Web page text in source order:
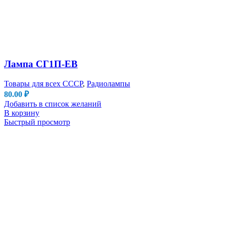
Лампа СГ1П-ЕВ
Товары для всех СССР, Радиолампы
80.00 ₽
Добавить в список желаний
В корзину
Быстрый просмотр